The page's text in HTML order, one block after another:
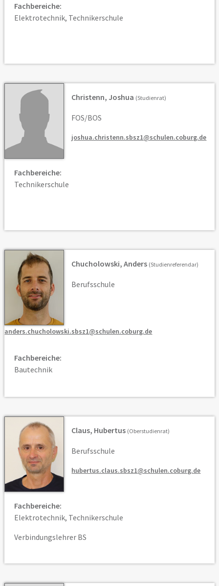
Fachbereiche:
Elektrotechnik, Technikerschule
Christenn, Joshua (Studienrat)
FOS/BOS
joshua.christenn.sbsz1@schulen.coburg.de
Fachbereiche:
Technikerschule
Chucholowski, Anders (Studienreferendar)
Berufsschule
anders.chucholowski.sbsz1@schulen.coburg.de
Fachbereiche:
Bautechnik
Claus, Hubertus (Oberstudienrat)
Berufsschule
hubertus.claus.sbsz1@schulen.coburg.de
Fachbereiche:
Elektrotechnik, Technikerschule
Verbindungslehrer BS